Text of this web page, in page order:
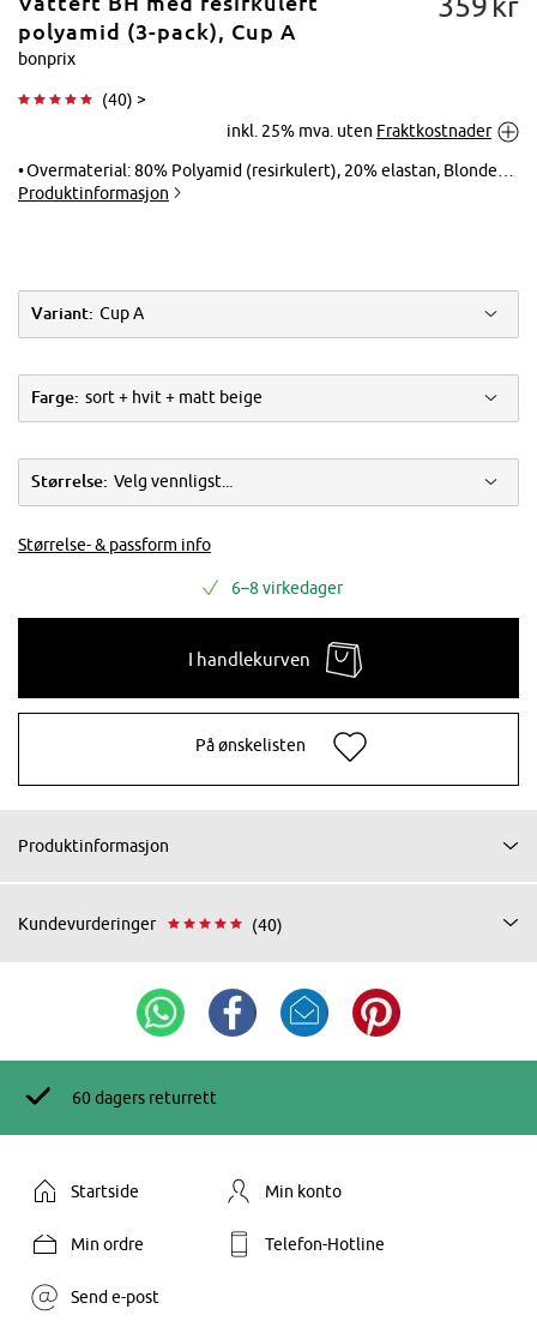
forstørre
polyamid (3-pack), Cup A
bonprix
(40) >
inkl. 25% mva. uten Fraktkostnader
Overmaterial: 80% Polyamid (resirkulert), 20% elastan, Blonder: 86% polyamid, 14% elastan
Produktinformasjon
Variant: Cup A
Farge: sort + hvit + matt beige
Størrelse: Velg vennligst...
Størrelse- & passform info
6–8 virkedager
I handlekurven
På ønskelisten
Produktinformasjon
Kundevurderinger (40)
60 dagers returrett
Startside Min konto
Min ordre Telefon-Hotline
Send e-post